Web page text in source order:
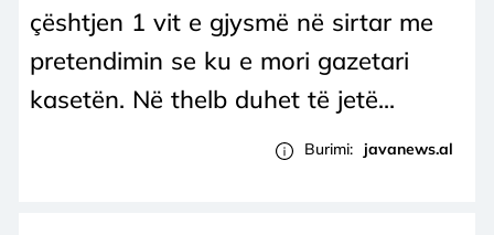
çështjen 1 vit e gjysmë në sirtar me
pretendimin se ku e mori gazetari
kasetën. Në thelb duhet të jetë...
Burimi: javanews.al